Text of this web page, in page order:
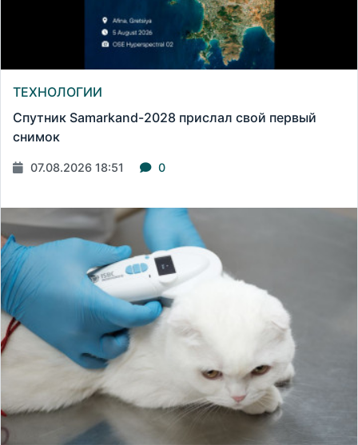
ТЕХНОЛОГИИ
Спутник Samarkand-2028 прислал свой первый
снимок
07.08.2026 18:51 0